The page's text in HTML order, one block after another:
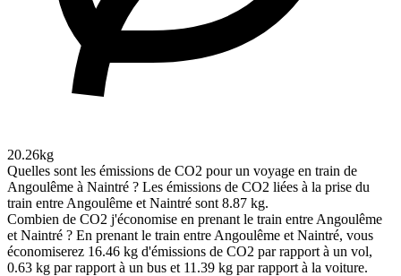
20.26kg
Quelles sont les émissions de CO2 pour un voyage en train de
Angoulême à Naintré ? Les émissions de CO2 liées à la prise du
train entre Angoulême et Naintré sont 8.87 kg.
Combien de CO2 j'économise en prenant le train entre Angoulême
et Naintré ? En prenant le train entre Angoulême et Naintré, vous
économiserez 16.46 kg d'émissions de CO2 par rapport à un vol,
0.63 kg par rapport à un bus et 11.39 kg par rapport à la voiture.